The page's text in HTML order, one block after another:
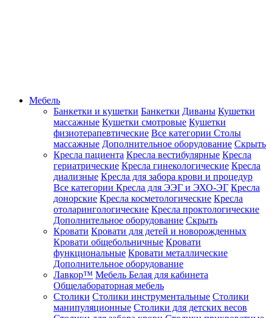
Мебель
Банкетки и кушетки Банкетки Диваны Кушетки
массажные Кушетки смотровые Кушетки
физиотерапевтические Все категории Столы
массажные Дополнительное оборудование Скрыть
Кресла пациента Кресла вестибулярные Кресла
гериатрические Кресла гинекологические Кресла
диализные Кресла для забора крови и процедур
Все категории Кресла для ЭЭГ и ЭХО-ЭГ Кресла
донорские Кресла косметологические Кресла
отоларингологические Кресла проктологические
Дополнительное оборудование Скрыть
Кровати Кровати для детей и новорожденных
Кровати общебольничные Кровати
функциональные Кровати металлические
Дополнительное оборудование
Лавкор™ Мебель Белая для кабинета
Общелабораторная мебель
Столики Столики инструментальные Столики
манипуляционные Столики для детских весов